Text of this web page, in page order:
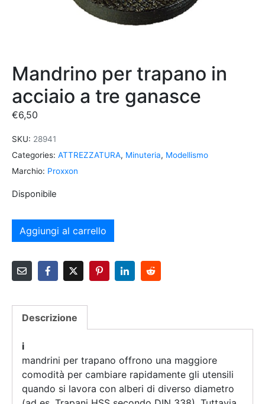
Mandrino per trapano in
acciaio a tre ganasce
€6,50
SKU: 28941
Categories: ATTREZZATURA, Minuteria, Modellismo
Marchio: Proxxon
Disponibile
Aggiungi al carrello
Descrizione
i
mandrini per trapano offrono una maggiore
comodità per cambiare rapidamente gli utensili
quando si lavora con alberi di diverso diametro